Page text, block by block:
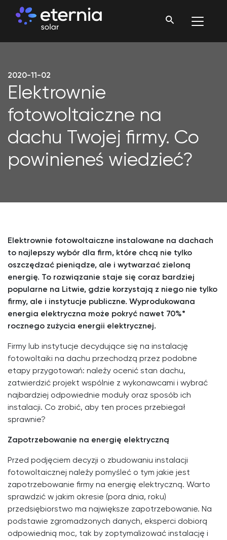
2020-11-02
Elektrownie
fotowoltaiczne na
dachu Twojej firmy. Co
powinieneś wiedzieć?
Elektrownie fotowoltaiczne instalowane na dachach
to najlepszy wybór dla firm, które chcą nie tylko
oszczędzać pieniądze, ale i wytwarzać zieloną
energię. To rozwiązanie staje się coraz bardziej
popularne na Litwie, gdzie korzystają z niego nie tylko
firmy, ale i instytucje publiczne. Wyprodukowana
energia elektryczna może pokryć nawet 70%*
rocznego zużycia energii elektrycznej.
Firmy lub instytucje decydujące się na instalację
fotowoltaiki na dachu przechodzą przez podobne
etapy przygotowań: należy ocenić stan dachu,
zatwierdzić projekt wspólnie z wykonawcami i wybrać
najbardziej odpowiednie moduły oraz sposób ich
instalacji. Co zrobić, aby ten proces przebiegał
sprawnie?
Zapotrzebowanie na energię elektryczną
Przed podjęciem decyzji o zbudowaniu instalacji
fotowoltaicznej należy pomyśleć o tym jakie jest
zapotrzebowanie firmy na energię elektryczną. Warto
sprawdzić w jakim okresie (pora dnia, roku)
przedsiębiorstwo ma największe zapotrzebowanie. Na
podstawie zgromadzonych danych, eksperci dobiorą
odpowiednią moc, tak by zoptymalizować instalację i